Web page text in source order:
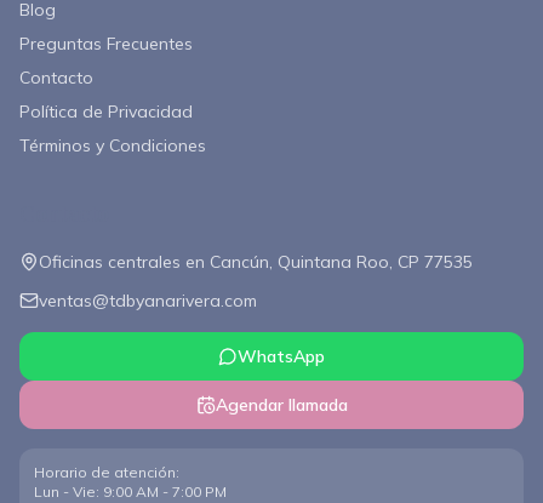
Blog
Preguntas Frecuentes
Contacto
Política de Privacidad
Términos y Condiciones
Oficinas centrales en Cancún, Quintana Roo, CP 77535
ventas@tdbyanarivera.com
WhatsApp
Agendar llamada
Horario de atención:
Lun - Vie: 9:00 AM - 7:00 PM